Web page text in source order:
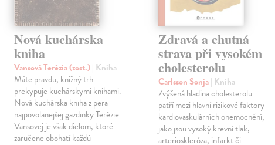
Nová kuchárska
kniha
Vansová Terézia (zost.)| Kniha
Máte pravdu, knižný trh
prekypuje kuchárskymi knihami.
Nová kuchárska kniha z pera
najpovolanejšej gazdinky Terézie
Vansovej je však dielom, ktoré
zaručene obohatí každú
Zdravá a chutná
strava při vysokém
cholesterolu
Carlsson Sonja| Kniha
Zvýšená hladina cholesterolu
patří mezi hlavní rizikové faktory
kardiovaskulárních onemocnění,
jako jsou vysoký krevní tlak,
arterioskleróza, infarkt či